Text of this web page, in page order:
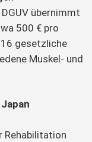
übernimmt
500 € pro
gesetzliche
Muskel- und
Rehabilitation